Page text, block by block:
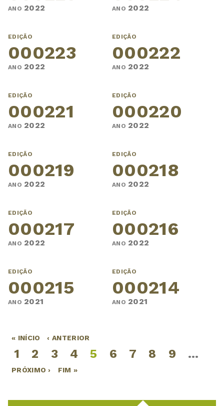
ANO 2022 ANO 2022
EDIÇÃO
000223
ANO 2022
EDIÇÃO
000222
ANO 2022
EDIÇÃO
000221
ANO 2022
EDIÇÃO
000220
ANO 2022
EDIÇÃO
000219
ANO 2022
EDIÇÃO
000218
ANO 2022
EDIÇÃO
000217
ANO 2022
EDIÇÃO
000216
ANO 2022
EDIÇÃO
000215
ANO 2021
EDIÇÃO
000214
ANO 2021
Páginas
« INÍCIO ‹ ANTERIOR
1 2 3 4 5 6 7 8 9 …
PRÓXIMO › FIM »